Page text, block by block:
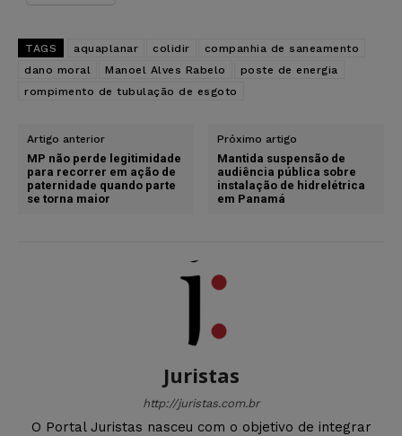
TAGS aquaplanar colidir
companhia de saneamento
dano moral
Manoel Alves Rabelo
poste de energia
rompimento de tubulação de esgoto
Artigo anterior
MP não perde legitimidade
para recorrer em ação de
paternidade quando parte
se torna maior
Próximo artigo
Mantida suspensão de
audiência pública sobre
instalação de hidrelétrica
em Panamá
Juristas
http://juristas.com.br
O Portal Juristas nasceu com o objetivo de integrar